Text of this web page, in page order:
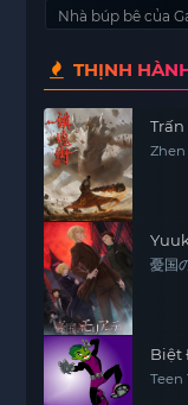
Nhà búp bê của
THỊNH
Zhen
憂国
Biệt
Teen